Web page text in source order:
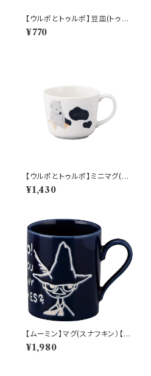
【ウルポとトゥルポ】豆皿(トゥル
ポ)【ULP10】
¥770
【ウルポとトゥルポ】ミニマグ(ウ
ルポ)【ULP10】
¥1,430
【ムーミン】マグ(スナフキン）【M
M9000】MM9003-11
¥1,980